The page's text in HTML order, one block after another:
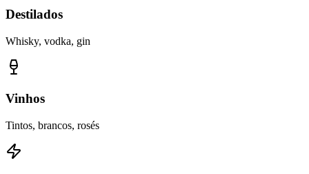
Destilados
Whisky, vodka, gin
Vinhos
Tintos, brancos, rosés